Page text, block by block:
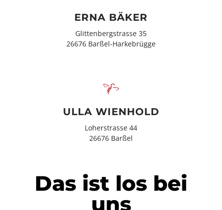
ERNA BÄKER
Glittenbergstrasse 35
26676 Barßel-Harkebrügge
ULLA WIENHOLD
Loherstrasse 44
26676 Barßel
Das ist los bei
uns